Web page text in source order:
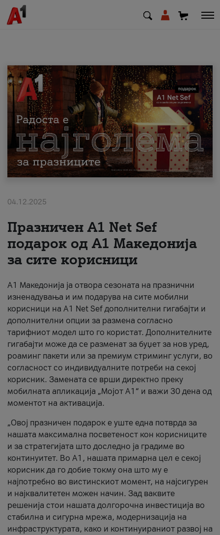
МК EN SQ
Приватни Деловни
Поддршка
Надополни кредит
За нас
#ПодобарОнлајн
04.12.2025
Празничен A1 Net Sеf
подарок од А1 Македонија
за сите корисници
А1 Македонија ја отвора сезоната на празнични
изненадувања и им подарува на сите мобилни
корисници на A1 Net Sef дополнителни гигабајти и
дополнителни опции за размена согласно
тарифниот модел што го користат. Дополнителните
гигабајти може да се разменат за буџет за нов уред,
роаминг пакети или за премиум стриминг услуги, во
согласност со индивидуалните потреби на секој
корисник. Замената се врши директно преку
мобилната апликација „Мојот А1“ и важи 30 дена од
моментот на активација.
„Овој празничен подарок е уште една потврда за
нашата максимална посветеност кон корисниците
и за стратегијата што доследно ја градиме во
континуитет. Во А1, нашата примарна цел е секој
корисник да го добие токму она што му е
најпотребно во вистинскиот момент, на најсигурен
и најквалитетен можен начин. Зад ваквите
решенија стои нашата долгорочна инвестиција во
стабилна и сигурна мрежа, модернизација на
инфраструктурата, како и континуираниот развој на